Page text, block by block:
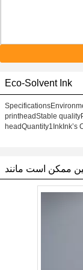
Eco-Solvent Ink
printheadStable
headQuantity1InkInk’s
ممکن است مانند